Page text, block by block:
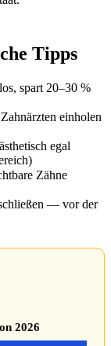
Tipps
spart 20–30 %
einholen
egal
Zähne
— vor der
2026